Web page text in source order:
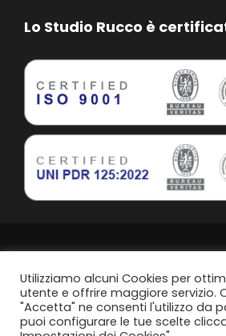
Lo Studio Rucco è
Privacy Policy
Politica di parità di
Utilizziamo alcuni Cookies per
utente e offrire maggiore servizio.
"Accetta" ne consenti l'utilizzo da
puoi configurare le tue scelte